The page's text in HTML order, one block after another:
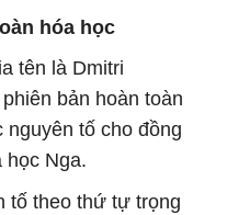
hóa học
tên là Dmitri
bản hoàn toàn
nguyên tố cho đồng
học Nga.
tố theo thứ tự trọng